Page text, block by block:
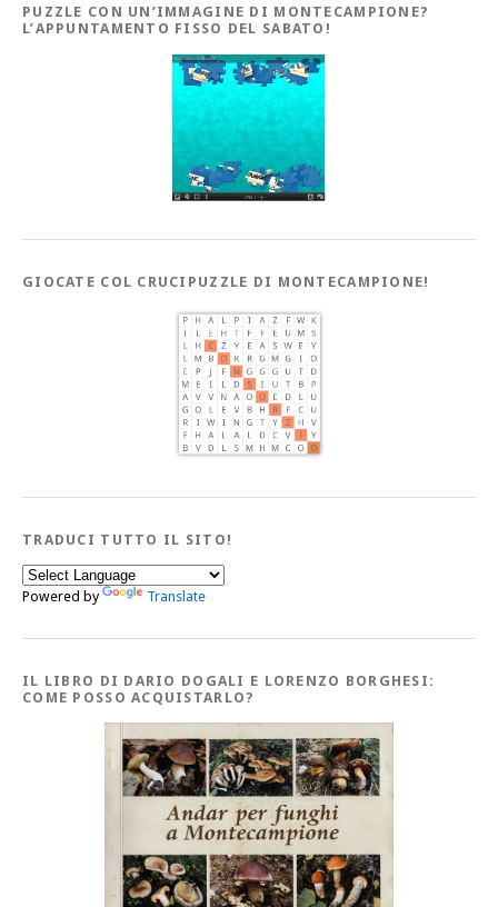
PUZZLE CON UN’IMMAGINE DI MONTECAMPIONE?
L’APPUNTAMENTO FISSO DEL SABATO!
GIOCATE COL CRUCIPUZZLE DI MONTECAMPIONE!
TRADUCI TUTTO IL SITO!
Powered by Translate
IL LIBRO DI DARIO DOGALI E LORENZO BORGHESI:
COME POSSO ACQUISTARLO?